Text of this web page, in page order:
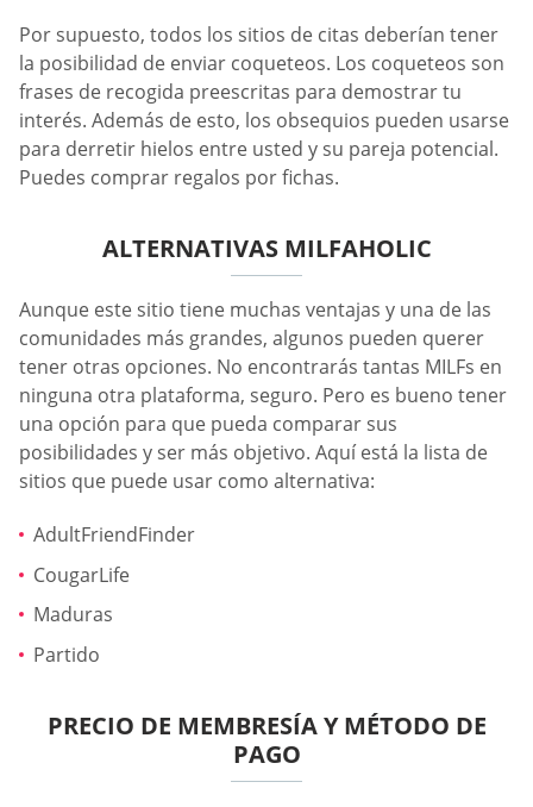
Por supuesto, todos los sitios de citas deberían tener
la posibilidad de enviar coqueteos. Los coqueteos son
frases de recogida preescritas para demostrar tu
interés. Además de esto, los obsequios pueden usarse
para derretir hielos entre usted y su pareja potencial.
Puedes comprar regalos por fichas.
ALTERNATIVAS MILFAHOLIC
Aunque este sitio tiene muchas ventajas y una de las
comunidades más grandes, algunos pueden querer
tener otras opciones. No encontrarás tantas MILFs en
ninguna otra plataforma, seguro. Pero es bueno tener
una opción para que pueda comparar sus
posibilidades y ser más objetivo. Aquí está la lista de
sitios que puede usar como alternativa:
AdultFriendFinder
CougarLife
Maduras
Partido
PRECIO DE MEMBRESÍA Y MÉTODO DE
PAGO